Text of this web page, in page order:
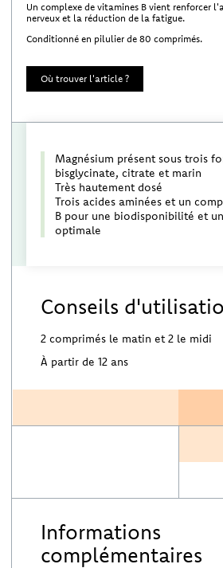
Un complexe de vitamines B vient renforcer
nerveux et la réduction de la fatigue.
Conditionné en pilulier de 80 comprimés.
Où trouver l'article ?
Magnésium présent sous trois
bisglycinate, citrate et marin
Très hautement dosé
Trois acides aminées et un
B pour une biodisponibilité et
optimale
Conseils
2 comprimés le matin et 2 le midi
À partir de 12 ans
Informations
complémentaires